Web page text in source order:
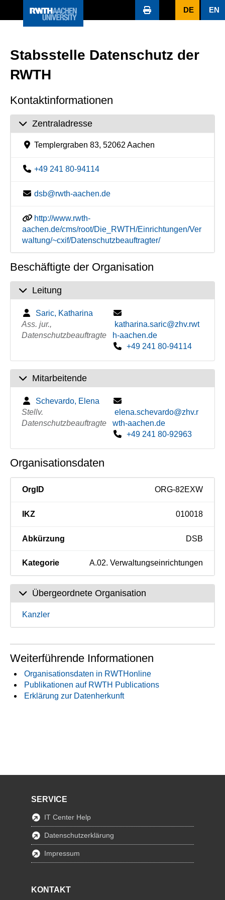
DE EN
Stabsstelle Datenschutz der
RWTH
Kontaktinformationen
Zentraladresse
Templergraben 83, 52062 Aachen
+49 241 80-94114
dsb@rwth-aachen.de
http://www.rwth-
aachen.de/cms/root/Die_RWTH/Einrichtungen/Ver
waltung/~cxif/Datenschutzbeauftragter/
Beschäftigte der Organisation
Leitung
Saric, Katharina
Ass. jur.,
Datenschutzbeauftragte
katharina.saric@zhv.rwt
h-aachen.de
+49 241 80-94114
Mitarbeitende
Schevardo, Elena
Stellv.
Datenschutzbeauftragte
elena.schevardo@zhv.r
wth-aachen.de
+49 241 80-92963
Organisationsdaten
OrgID ORG-82EXW
IKZ 010018
Abkürzung DSB
Kategorie A.02. Verwaltungseinrichtungen
Übergeordnete Organisation
Kanzler
Weiterführende Informationen
Organisationsdaten in RWTHonline
Publikationen auf RWTH Publications
Erklärung zur Datenherkunft
SERVICE
IT Center Help
Datenschutzerklärung
Impressum
KONTAKT